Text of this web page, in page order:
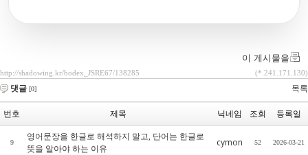
이 게시물을
http://shadowing.kr/bodex_JSRE67/138285 (*.241.171.130)
댓글 [0] 목록
번호 제목 닉네임 조회 등록일
9
영어문장을 한글로 해석하지 말고, 단어는 한글로
뜻을 알아야 하는 이유
cymon 52 2026-03-21